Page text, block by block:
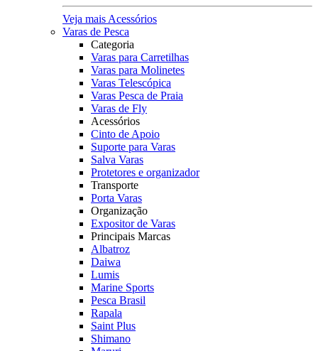
Veja mais Acessórios
Varas de Pesca
Categoria
Varas para Carretilhas
Varas para Molinetes
Varas Telescópica
Varas Pesca de Praia
Varas de Fly
Acessórios
Cinto de Apoio
Suporte para Varas
Salva Varas
Protetores e organizador
Transporte
Porta Varas
Organização
Expositor de Varas
Principais Marcas
Albatroz
Daiwa
Lumis
Marine Sports
Pesca Brasil
Rapala
Saint Plus
Shimano